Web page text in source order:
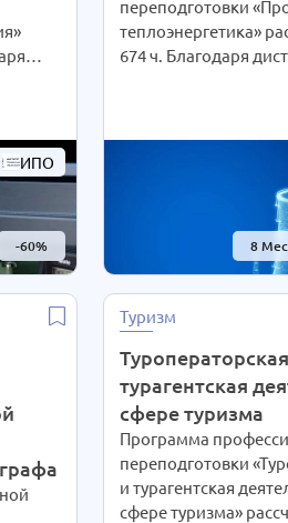
ИПО
-60% 8
переподготовки
теплоэнергетика»
674 ч. Благодаря
При Вашем желании
курса может быть
СОКРАЩЕНА В 2
Подробности
телефону на сайте
нам заявку для
Туризм
турагентская
сфере туризма
Программа
переподготовки
и турагентская
сфере туризма»